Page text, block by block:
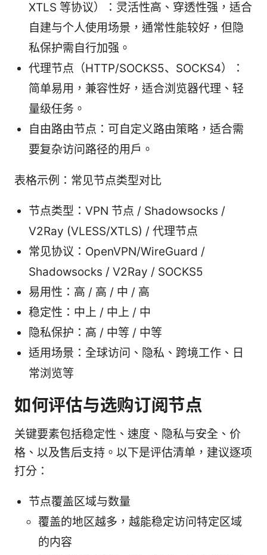
XTLS 等协议）：灵活性高、穿透性强，适合
自建与个人使用场景，通常性能较好，但隐
私保护需自行加强。
代理节点（HTTP/SOCKS5、SOCKS4）：
简单易用，兼容性好，适合浏览器代理、轻
量级任务。
自由路由节点：可自定义路由策略，适合需
要复杂访问路径的用户。
表格示例：常见节点类型对比
节点类型：VPN 节点 / Shadowsocks /
V2Ray (VLESS/XTLS) / 代理节点
常见协议：OpenVPN/WireGuard /
Shadowsocks / V2Ray / SOCKS5
易用性：高 / 高 / 中 / 高
稳定性：中上 / 中上 / 中
隐私保护：高 / 中等 / 中等
适用场景：全球访问、隐私、跨境工作、日
常浏览等
如何评估与选购订阅节点
关键要素包括稳定性、速度、隐私与安全、价
格、以及售后支持。以下是评估清单，建议逐项
打分：
节点覆盖区域与数量
覆盖的地区越多，越能稳定访问特定区域
的内容